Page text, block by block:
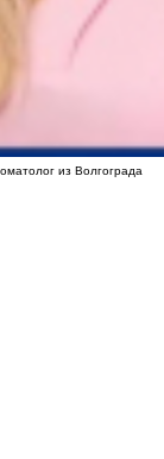
из Волгограда